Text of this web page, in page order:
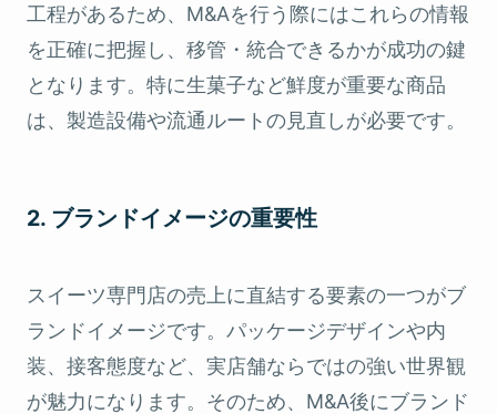
工程があるため、M&Aを行う際にはこれらの情報
を正確に把握し、移管・統合できるかが成功の鍵
となります。特に生菓子など鮮度が重要な商品
は、製造設備や流通ルートの見直しが必要です。
2. ブランドイメージの重要性
スイーツ専門店の売上に直結する要素の一つがブ
ランドイメージです。パッケージデザインや内
装、接客態度など、実店舗ならではの強い世界観
が魅力になります。そのため、M&A後にブランド